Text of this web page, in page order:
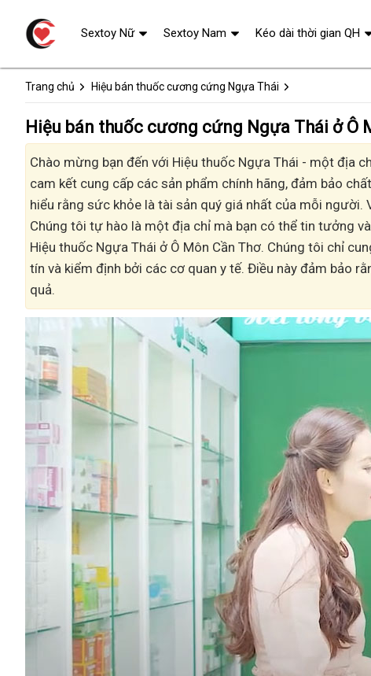
Trang chủ Hiệu bán thuốc cương cứng Ngựa Thái
Hiệu bán thuốc cương cứng Ngựa Thái ở Ô
Chào mừng bạn đến với Hiệu thuốc Ngựa Thái - một địa
cam kết cung cấp các sản phẩm chính hãng, đảm bảo
hiểu rằng sức khỏe là tài sản quý giá nhất của mỗi người.
Chúng tôi tự hào là một địa chỉ mà bạn có thể tin tưởng
Hiệu thuốc Ngựa Thái ở Ô Môn Cần Thơ. Chúng tôi chỉ
tín và kiểm định bởi các cơ quan y tế. Điều này đảm bảo
quả.
Sextoy Nữ Sextoy Nam Kéo dài thời gian QH